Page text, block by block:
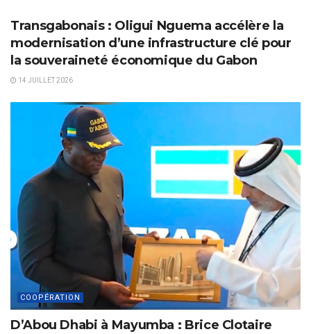
Transgabonais : Oligui Nguema accélère la
modernisation d’une infrastructure clé pour
la souveraineté économique du Gabon
14 JUILLET 2026
COOPÉRATION
D’Abou Dhabi à Mayumba : Brice Clotaire